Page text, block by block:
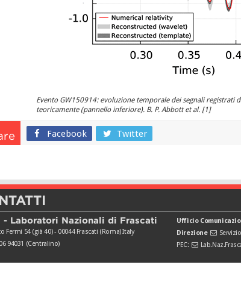
Evento GW150914: evoluzione temporale dei segnali
teoricamente (pannello inferiore). B. P. Abbott et al. [1]
Facebook Twitter
- Laboratori Nazionali di Frascati
Fermi 54 (già 40) - 00044 Frascati (Roma) Italy
94031 (Centralino)
Ufficio
Direzione
PEC: